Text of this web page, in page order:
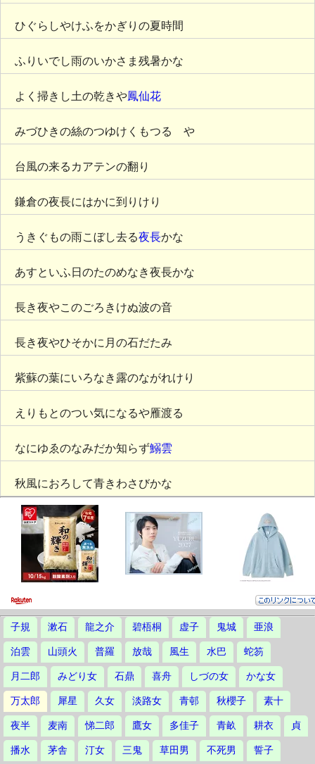
ひぐらしやけふをかぎりの夏時間
ふりいでし雨のいかさま残暑かな
よく掃きし土の乾きや鳳仙花
みづひきの絲のつゆけくもつるゝや
台風の来るカアテンの翻り
鎌倉の夜長にはかに到りけり
うきぐもの雨こぼし去る夜長かな
あすといふ日のたのめなき夜長かな
長き夜やこのごろきけぬ波の音
長き夜やひそかに月の石だたみ
紫蘇の葉にいろなき露のながれけり
えりもとのつい気になるや雁渡る
なにゆゑのなみだか知らず鰯雲
秋風におろして青きわさびかな
子規 漱石 龍之介 碧梧桐 虚子 鬼城 亜浪
泊雲 山頭火 普羅 放哉 風生 水巴 蛇笏
月二郎 みどり女 石鼎 喜舟 しづの女 かな女
万太郎 犀星 久女 淡路女 青邨 秋櫻子 素十
夜半 麦南 悌二郎 鷹女 多佳子 青畝 耕衣 貞
播水 茅舎 汀女 三鬼 草田男 不死男 誓子